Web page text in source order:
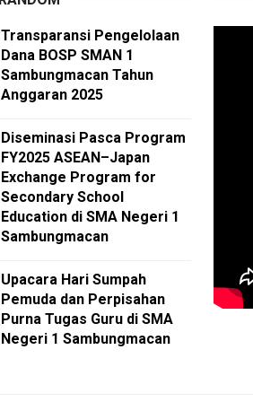
Transparansi Pengelolaan
Dana BOSP SMAN 1
Sambungmacan Tahun
Anggaran 2025
Diseminasi Pasca Program
FY2025 ASEAN–Japan
Exchange Program for
Secondary School
Education di SMA Negeri 1
Sambungmacan
Upacara Hari Sumpah
Pemuda dan Perpisahan
Purna Tugas Guru di SMA
Negeri 1 Sambungmacan